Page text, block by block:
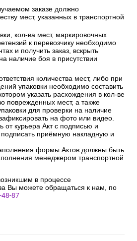
заказе должно
мест, указанных в транспортной
кол-ва мест, маркировочных
к перевозчику необходимо
и получить заказ, вскрыть
наличие боя в присутствии
количества мест, либо при
упаковки необходимо составить
указать расхождения в кол-ве
поврежденных мест, а также
для проверки на наличие
на фото или видео.
от курьера Акт с подписью и
подписать приёмную накладную и
формы Актов должны быть
менеджером транспортной
в процессе
Вы можете обращаться к нам, по
87